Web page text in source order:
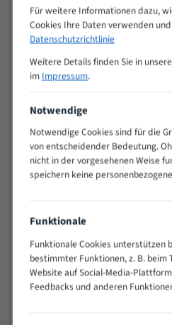
M (mm)
Zähne pro
Zoll (ZpZ))
>
25
10/14
15 - 40
35 - 70
50 - 120
4/6
80 - 180
3/4
130 -
350
2/3
200 -
600
> 500
0,75/1,25
Vorteile:
Für weitere Informationen dazu,
Cookies Ihre Daten verwenden
Datenschutzrichtlinie
Weitere Details finden Sie in
im Impressum.
Notwendige
Notwendige Cookies sind für die
von entscheidender Bedeutung.
nicht in der vorgesehenen Weise
speichern keine
Funktionale
Funktionale Cookies unterstützen
bestimmter Funktionen, z. B. beim
Website auf Social-Media-
Feedbacks und anderen